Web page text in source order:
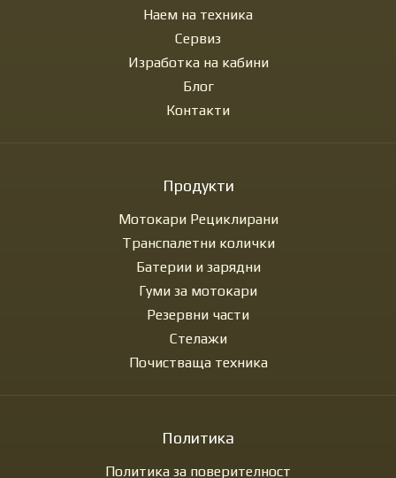
Наем на техника
Сервиз
Изработка на кабини
Блог
Контакти
Продукти
Мотокари Рециклирани
Транспалетни колички
Батерии и зарядни
Гуми за мотокари
Резервни части
Стелажи
Почистваща техника
Политика
Политика за поверителност